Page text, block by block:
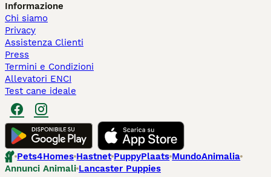
Informazione
Chi siamo
Privacy
Assistenza Clienti
Press
Termini e Condizioni
Allevatori ENCI
Test cane ideale
Pets4Homes Hastnet PuppyPlaats MundoAnimalia
Annunci Animali Lancaster Puppies